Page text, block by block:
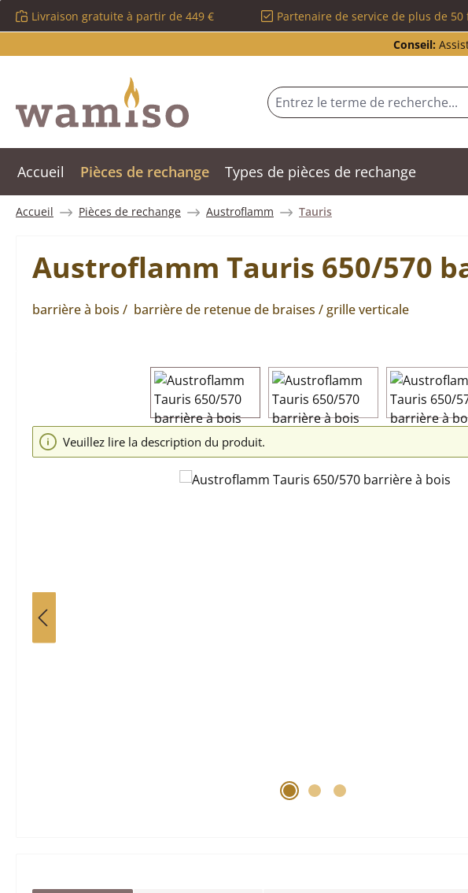
au contenu principal
Passer à la recherche
Passer à la navigation principale
Livraison gratuite à partir de 449 € Partenaire de service de plus de 50
Conseil:
Accueil Pièces de rechange Types de pièces de rechange
Accueil Pièces de rechange Austroflamm Tauris
Austroflamm Tauris 650/570
barrière à bois / barrière de retenue de braises / grille verticale
Ignorer la galerie d'images
Veuillez lire la description du produit.